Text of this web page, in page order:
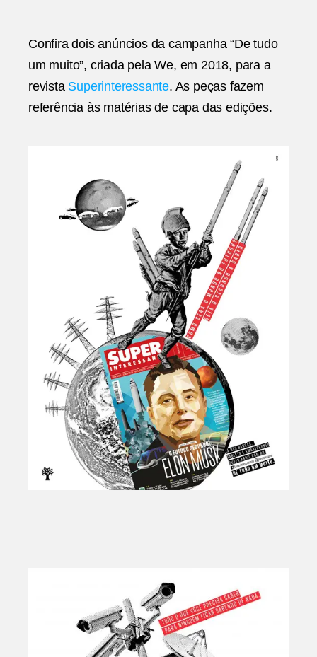
We
Confira dois anúncios da campanha “De tudo
um muito”, criada pela We, em 2018, para a
revista Superinteressante. As peças fazem
referência às matérias de capa das edições.